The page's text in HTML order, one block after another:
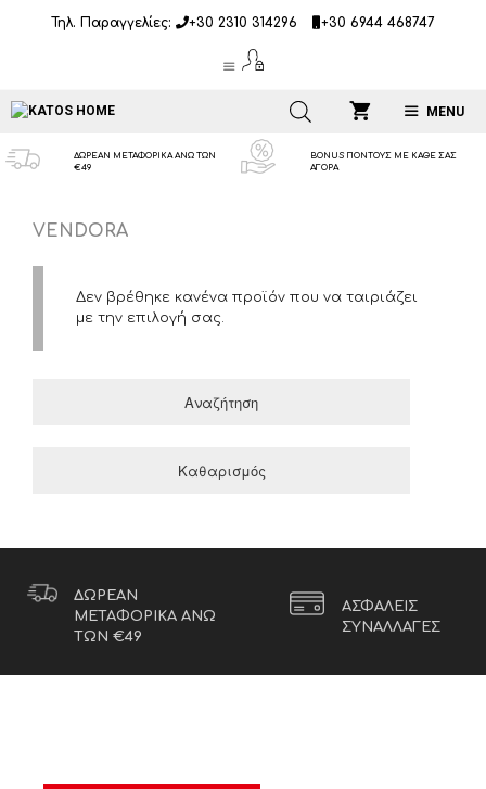
Τηλ. Παραγγελίες: +30 2310 314296 +30 6944 468747
MENU
ΔΩΡΕΑΝ ΜΕΤΑΦΟΡΙΚΑ ΑΝΩ ΤΩΝ
€49
BONUS ΠΟΝΤΟΥΣ ΜΕ ΚΑΘΕ ΣΑΣ
ΑΓΟΡΑ
VENDORA
Δεν βρέθηκε κανένα προϊόν που να ταιριάζει
με την επιλογή σας.
Αναζήτηση
Καθαρισμός
ΔΩΡΕΑΝ
ΜΕΤΑΦΟΡΙΚΑ ΑΝΩ
ΤΩΝ €49
ΑΣΦΑΛΕΙΣ
ΣΥΝΑΛΛΑΓΕΣ